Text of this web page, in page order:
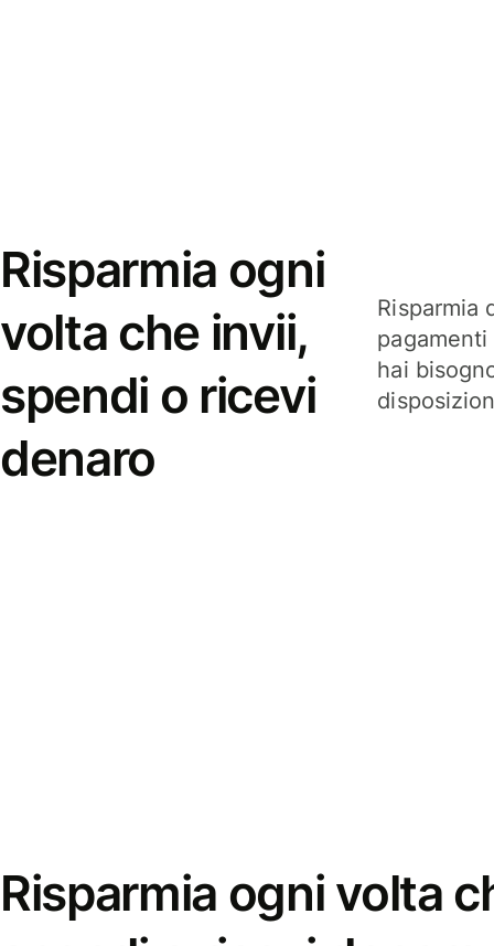
Risparmia ogni
volta che invii,
spendi o ricevi
denaro
Risparmia
hai
Risparmia ogni volta